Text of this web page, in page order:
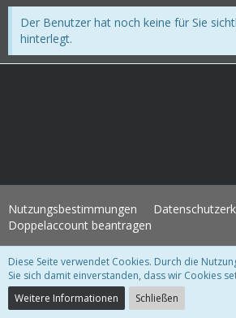
Der Benutzer hat noch keine für Sie
hinterlegt.
Nutzungsbestimmungen
Doppelaccount beantragen
WoltLab Suite Forum - Themenvorlage 3.1.2 ©
Community-Software:
Diese Seite verwendet Cookies. Durch die
Sie sich damit einverstanden, dass wir Cookies
Weitere Informationen
Schließen